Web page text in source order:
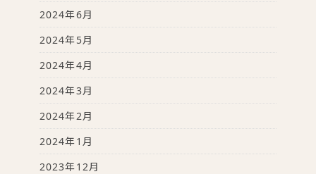
2024年6月
2024年5月
2024年4月
2024年3月
2024年2月
2024年1月
2023年12月